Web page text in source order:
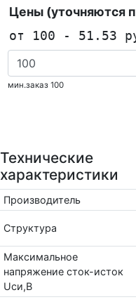
Цены (уточняются
от 100 - 51.53
мин.заказ 100
Технические
характеристики
Производитель
Структура
Максимальное
напряжение сток-исток
Uси,В